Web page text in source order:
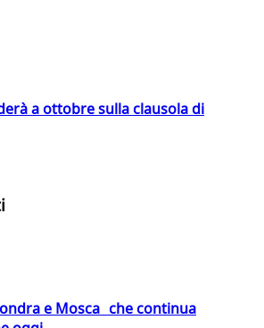
a ottobre sulla clausola di
e Mosca che continua